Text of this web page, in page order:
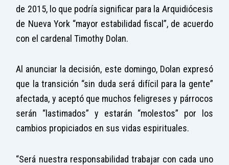
de 2015, lo que podría significar para la Arquidiócesis
de Nueva York “mayor estabilidad fiscal”, de acuerdo
con el cardenal Timothy Dolan.
Al anunciar la decisión, este domingo, Dolan expresó
que la transición “sin duda será difícil para la gente”
afectada, y aceptó que muchos feligreses y párrocos
serán “lastimados” y estarán “molestos” por los
cambios propiciados en sus vidas espirituales.
“Será nuestra responsabilidad trabajar con cada uno